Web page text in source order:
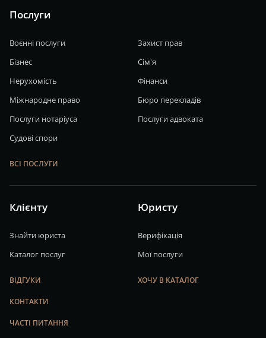
Послуги
Воєнні послуги
Захист прав
Бізнес
Сім'я
Нерухомість
Фінанси
Міжнародне право
Бюро перекладів
Послуги нотаріуса
Послуги адвоката
Судові спори
ВСІ ПОСЛУГИ
Клієнту
Знайти юриста
Каталог послуг
ВІДГУКИ
КОНТАКТИ
ЧАСТІ ПИТАННЯ
Юристу
Верифікація
Мої послуги
ХОЧУ В КАТАЛОГ